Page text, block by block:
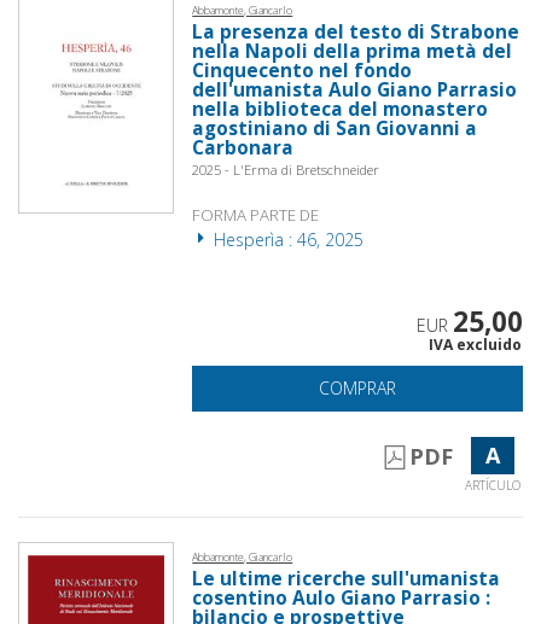
Abbamonte, Giancarlo
La presenza del testo di Strabone
nella Napoli della prima metà del
Cinquecento nel fondo
dell'umanista Aulo Giano Parrasio
nella biblioteca del monastero
agostiniano di San Giovanni a
Carbonara
2025 - L'Erma di Bretschneider
FORMA PARTE DE
Hesperìa : 46, 2025
EUR 25,00
IVA excluido
COMPRAR
PDF A
ARTÍCULO
Abbamonte, Giancarlo
Le ultime ricerche sull'umanista
cosentino Aulo Giano Parrasio :
bilancio e prospettive